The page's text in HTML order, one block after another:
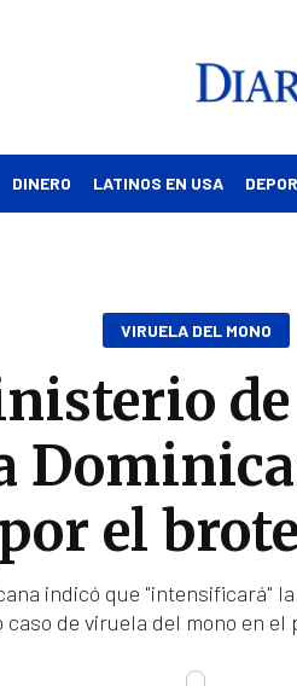
DINERO LATINOS EN USA
VIRUELA DEL MONO
de
el
indicó que "intensificará"
de viruela del mono en